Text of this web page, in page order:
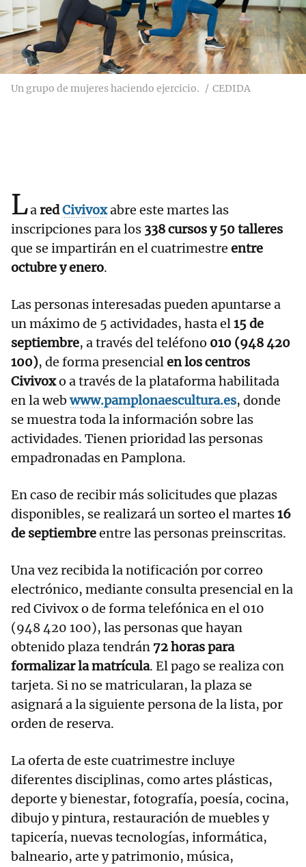
Un grupo de mujeres haciendo ejercicio. CEDIDA
LaredCivivoxabre este martes las
inscripciones para los 338 cursos y 50 talleres
que se impartirán en el cuatrimestre entre
octubre y enero.
Las personas interesadas pueden apuntarse a
un máximo de 5 actividades, hasta el15 de
septiembre, a través del teléfono 010 (948 420
100), de forma presencialen los centros
Civivoxo a través de la plataforma habilitada
en la webwww.pamplonaescultura.es, donde
se muestra toda la información sobre las
actividades. Tienen prioridad las personas
empadronadas en Pamplona.
En caso de recibir más solicitudes que plazas
disponibles, se realizará un sorteo el martes16
de septiembreentre las personas preinscritas.
Una vez recibida la notificación por correo
electrónico, mediante consulta presencial en la
red Civivox o de forma telefónica en el 010
(948 420 100), las personas que hayan
obtenido plaza tendrán 72 horas para
formalizar la matrícula. El pago se realiza con
tarjeta. Si no se matricularan, la plaza se
asignará a la siguiente persona de la lista, por
orden de reserva.
La oferta de este cuatrimestre incluye
diferentes disciplinas, como artes plásticas,
deporte y bienestar, fotografía, poesía, cocina,
dibujo y pintura, restauración de muebles y
tapicería, nuevas tecnologías, informática,
balneario, arte y patrimonio, música,